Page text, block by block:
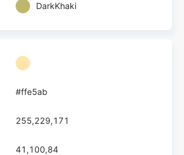
DarkKhaki
#ffe5ab
255,229,171
41,100,84